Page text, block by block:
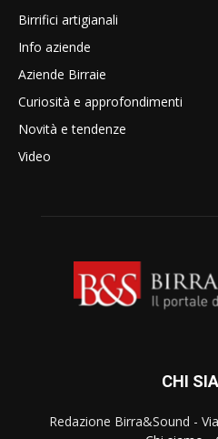
Birrifici artigianali
Info aziende
Aziende Birraie
Curiosità e approfondimenti
Novità e tendenze
Video
CHI
Redazione Birra&Sound -